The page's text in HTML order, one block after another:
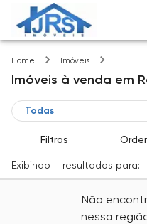
Home Imóveis
Imóveis à venda em
Filtros
Exibindo resultados para:
Não
nessa